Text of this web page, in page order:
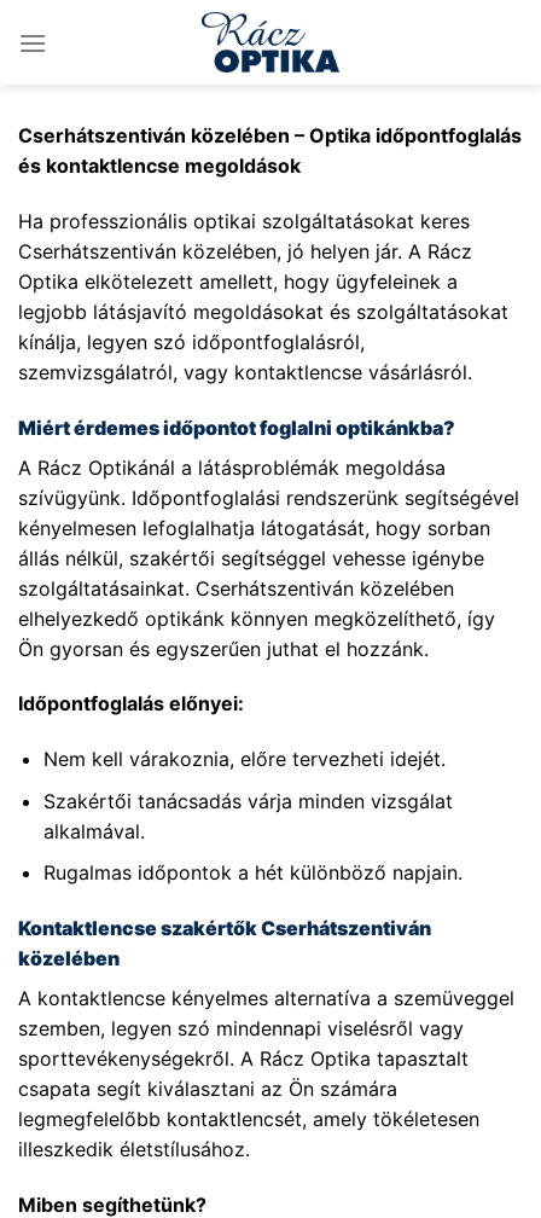
Cserhátszentiván közelében – Optika időpontfoglalás
és kontaktlencse megoldások
Ha professzionális optikai szolgáltatásokat keres
Cserhátszentiván közelében, jó helyen jár. A Rácz
Optika elkötelezett amellett, hogy ügyfeleinek a
legjobb látásjavító megoldásokat és szolgáltatásokat
kínálja, legyen szó időpontfoglalásról,
szemvizsgálatról, vagy kontaktlencse vásárlásról.
Miért érdemes időpontot foglalni optikánkba?
A Rácz Optikánál a látásproblémák megoldása
szívügyünk. Időpontfoglalási rendszerünk segítségével
kényelmesen lefoglalhatja látogatását, hogy sorban
állás nélkül, szakértői segítséggel vehesse igénybe
szolgáltatásainkat. Cserhátszentiván közelében
elhelyezkedő optikánk könnyen megközelíthető, így
Ön gyorsan és egyszerűen juthat el hozzánk.
Időpontfoglalás előnyei:
Nem kell várakoznia, előre tervezheti idejét.
Szakértői tanácsadás várja minden vizsgálat
alkalmával.
Rugalmas időpontok a hét különböző napjain.
Kontaktlencse szakértők Cserhátszentiván
közelében
A kontaktlencse kényelmes alternatíva a szemüveggel
szemben, legyen szó mindennapi viselésről vagy
sporttevékenységekről. A Rácz Optika tapasztalt
csapata segít kiválasztani az Ön számára
legmegfelelőbb kontaktlencsét, amely tökéletesen
illeszkedik életstílusához.
Miben segíthetünk?